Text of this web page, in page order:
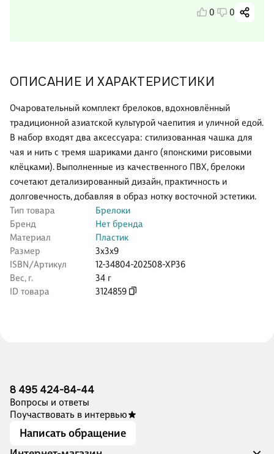
ОПИСАНИЕ И ХАРАКТЕРИСТИКИ
Очаровательный комплект брелоков, вдохновлённый
традиционной азиатской культурой чаепития и уличной едой.
В набор входят два аксессуара: стилизованная чашка для
чая и нить с тремя шариками данго (японскими рисовыми
клёцками). Выполненные из качественного ПВХ, брелоки
сочетают детализированный дизайн, практичность и
долговечность, добавляя в образ нотку восточной эстетики.
Тип товара
Брелоки
Бренд
Нет бренда
Материал
Пластик
Размер
3x3x9
ISBN/Артикул
12-34804-202508-XP36
Вес, г.
34 г
ID товара
3124859
0 0
8 495 424-84-44
Вопросы и ответы
Поучаствовать в интервью
Написать обращение